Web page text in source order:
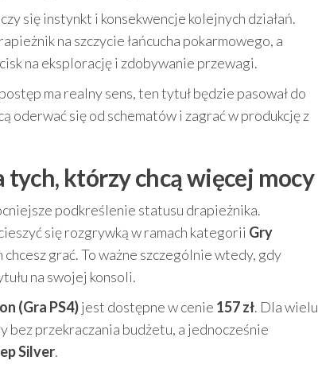
się instynkt i konsekwencje kolejnych działań.
na szczycie łańcucha pokarmowego, a
na eksplorację i zdobywanie przewagi.
ma realny sens, ten tytuł będzie pasował do
się od schematów i zagrać w produkcję z
tych, którzy chcą więcej mocy
podkreślenie statusu drapieżnika.
się rozgrywką w ramach kategorii Gry
grać. To ważne szczególnie wtedy, gdy
na swojej konsoli.
(Gra PS4)jest dostępne w cenie 157 zł. Dla wielu
przekraczania budżetu, a jednocześnie
Silver.